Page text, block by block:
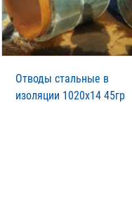
Отводы стальные в
изоляции 1020х14 45гр